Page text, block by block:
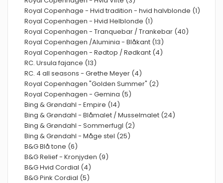
Royal Copenhage - Hvid tradition - hvid halvblonde (1)
Royal Copenhagen - Hvid Helblonde (1)
Royal Copenhagen - Tranquebar / Trankebar (40)
Royal Copenhagen /Aluminia - Blåkant (13)
Royal Copenhagen - Rødtop / Rødkant (4)
RC. Ursula fajance (13)
RC. 4 all seasons - Grethe Meyer (4)
Royal Copenhagen "Golden Summer" (2)
Royal Copenhagen - Gemina (5)
Bing & Grøndahl - Empire (14)
Bing & Grøndahl - Blåmalet / Musselmalet (24)
Bing & Grøndahl - Sommerfugl (2)
Bing & Grøndahl - Måge stel (25)
B&G Blå tone (6)
B&G Relief - Kronjyden (9)
B&G Hvid Cordial (4)
B&G Pink Cordial (5)